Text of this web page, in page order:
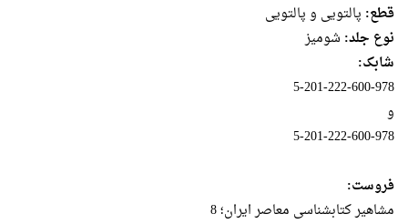
قطع: پالتويى و پالتويى
نوع جلد: شومیز
شابک:
5-201-222-600-978
و
5-201-222-600-978
فروست:
مشاهیر کتابشناسی معاصر ایران؛ 8